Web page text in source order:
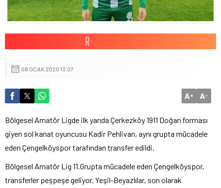
08 OCAK 2020 13:07
A+ A-
Bölgesel Amatör Ligde ilk yarıda Çerkezköy 1911 Doğan forması
giyen sol kanat oyuncusu Kadir Pehlivan, aynı grupta mücadele
eden Çengelköyspor tarafından transfer edildi.
Bölgesel Amatör Lig 11.Grupta mücadele eden Çengelköyspor,
transferler peşpeşe geliyor. Yeşil-Beyazlılar, son olarak